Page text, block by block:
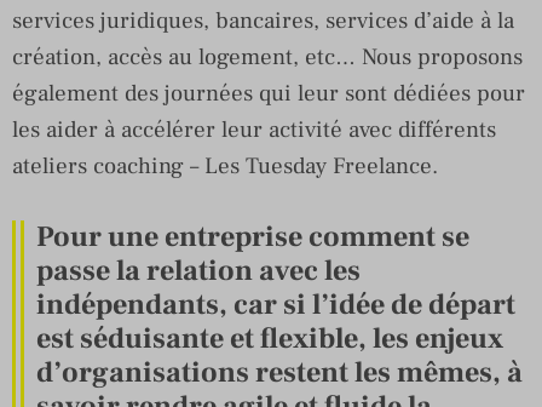
services juridiques, bancaires, services d’aide à la
création, accès au logement, etc… Nous proposons
également des journées qui leur sont dédiées pour
les aider à accélérer leur activité avec différents
ateliers coaching – Les Tuesday Freelance.
Pour une entreprise comment se
passe la relation avec les
indépendants, car si l’idée de départ
est séduisante et flexible, les enjeux
d’organisations restent les mêmes, à